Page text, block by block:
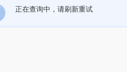
正在查询中，请刷新重试